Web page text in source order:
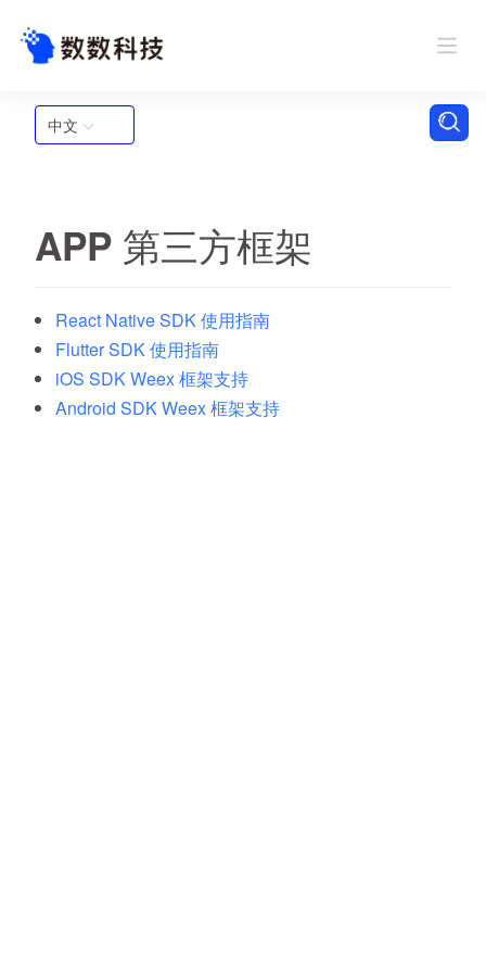
中文
APP 第三方框架
React Native SDK 使用指南
Flutter SDK 使用指南
iOS SDK Weex 框架支持
Android SDK Weex 框架支持